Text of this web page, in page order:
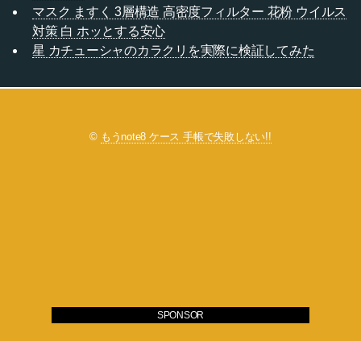
マスク ますく 3層構造 高密度フィルター 花粉 ウイルス
対策 白 ホッとする安心
星 カチューシャのカラクリを実際に検証してみた
© もうnote8 ケース 手帳で失敗しない!!
SPONSOR